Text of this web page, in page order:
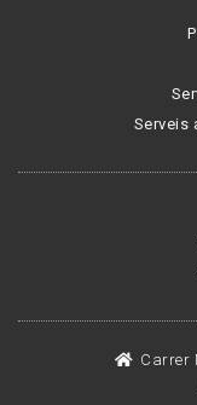
Serveis
Carrer